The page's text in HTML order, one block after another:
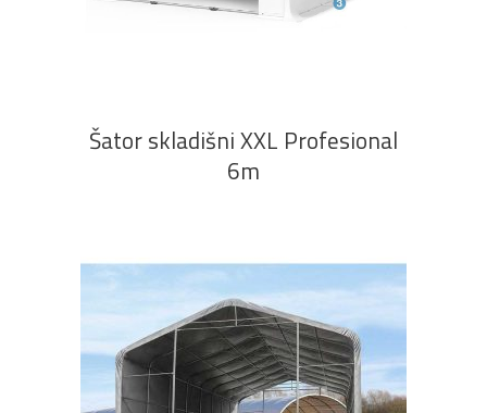
Šator skladišni XXL Profesional
6m